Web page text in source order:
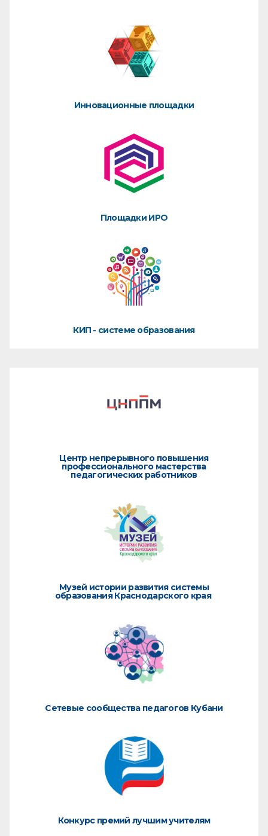
Инновационные площадки
Площадки ИРО
КИП - системе образования
Центр непрерывного повышения
профессионального мастерства
педагогических работников
Музей истории развития системы
образования Краснодарского края
Сетевые сообщества педагогов Кубани
Конкурс премий лучшим учителям